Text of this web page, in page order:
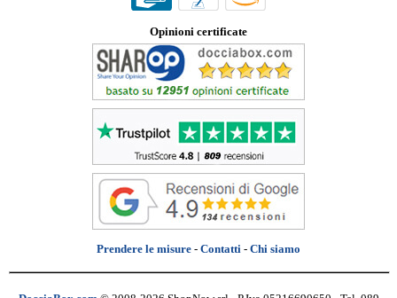
Opinioni certificate
Prendere le misure - Contatti - Chi siamo